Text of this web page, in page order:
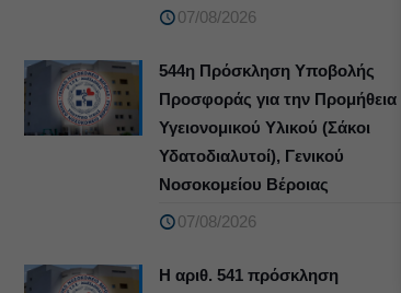
07/08/2026
544η Πρόσκληση Υποβολής
Προσφοράς για την Προμήθεια
Υγειονομικού Υλικού (Σάκοι
Υδατοδιαλυτοί), Γενικού
Νοσοκομείου Βέροιας
07/08/2026
Η αριθ. 541 πρόσκληση